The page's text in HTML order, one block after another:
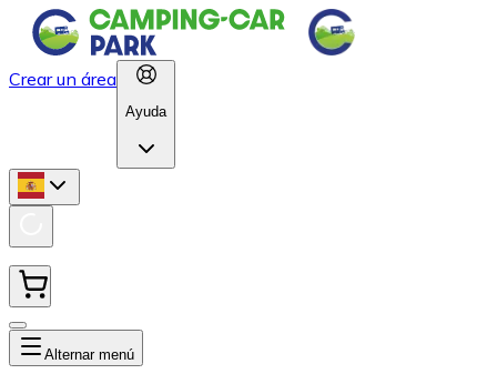
Crear un área
Ayuda
Alternar menú